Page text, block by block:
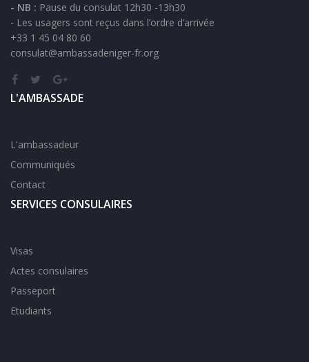
- NB : Pause du consulat 12h30 -13h30
- Les usagers sont reçus dans l’ordre d’arrivée
+33 1 45 04 80 60
consulat@ambassadeniger-fr.org
L'AMBASSADE
L'ambassadeur
Communiqués
Contact
SERVICES CONSULAIRES
Visas
Actes consulaires
Passeport
Etudiants